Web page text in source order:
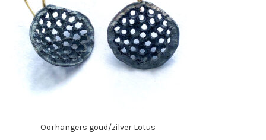
Oorhangers goud/zilver Lotus